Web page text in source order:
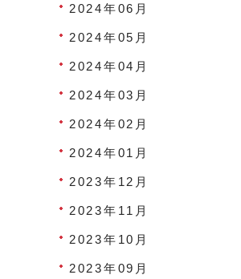
2024年06月
2024年05月
2024年04月
2024年03月
2024年02月
2024年01月
2023年12月
2023年11月
2023年10月
2023年09月